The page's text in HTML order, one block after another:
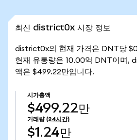
최신 district0x 시장 정보
district0x의 현재 가격은 DNT당
현재 유통량은 10.00억 DNT이며,
액은 $499.22만입니다.
시가총액
$499.22만
거래량 (24시간)
$1.24만